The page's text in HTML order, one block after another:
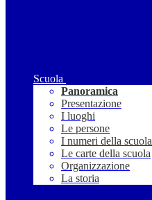
Scuola
Panoramica
Presentazione
I luoghi
Le persone
I numeri della scuola
Le carte della scuola
Organizzazione
La storia